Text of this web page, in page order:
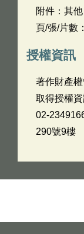
附件：其他
頁/張/片數
授權資訊
著作財產
取得授權
02-
290號9樓